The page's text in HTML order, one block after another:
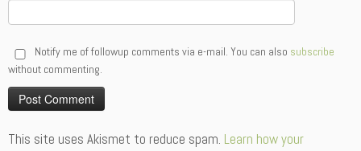
Notify me of followup comments via e-mail. You can also subscribe
without commenting.
This site uses Akismet to reduce spam. Learn how your